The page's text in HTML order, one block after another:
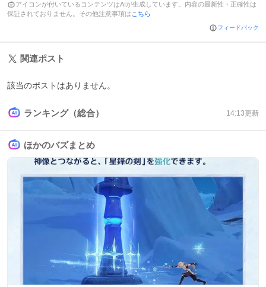
アイコンが付いているコンテンツはAIが生成しています。内容の最新性・正確性は
保証されておりません。その他注意事項はこちら
フィードバック
関連ポスト
該当のポストはありません。
ランキング（総合） 14:13更新
ほかのバズまとめ